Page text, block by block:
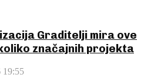
Graditelji mira ove
značajnih projekta
19:55